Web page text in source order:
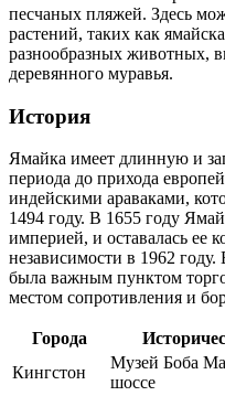
песчаных пляжей. Здесь
растений, таких как
разнообразных животных,
деревянного муравья.
История
Ямайка имеет длинную и
периода до прихода
индейскими араваками,
1494 году. В 1655 году
империей, и оставалась ее
независимости в 1962
была важным пунктом
местом сопротивления и
Города
Кингстон
Музей Боба
шоссе